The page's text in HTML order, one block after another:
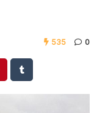
535 0